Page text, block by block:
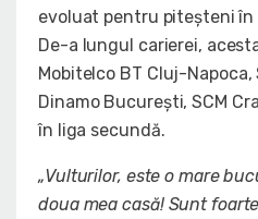
evoluat pentru piteșteni în
De-a lungul carierei,
Mobitelco BT Cluj-Napoca,
Dinamo București, SCM
în liga secundă.
„Vulturilor, este o mare
doua mea casă! Sunt